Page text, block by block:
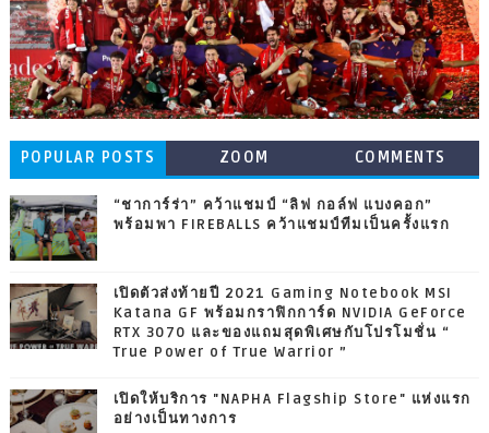
POPULAR POSTS ZOOM COMMENTS
“ชาการ์ร่า” คว้าแชมป์ “ลิฟ กอล์ฟ แบงคอก”
พร้อมพา FIREBALLS คว้าแชมป์ทีมเป็นครั้งแรก
เปิดตัวส่งท้ายปี 2021 Gaming Notebook MSI
Katana GF พร้อมกราฟิกการ์ด NVIDIA GeForce
RTX 3070 และของแถมสุดพิเศษกับโปรโมชั่น “
True Power of True Warrior ”
เปิดให้บริการ "NAPHA Flagship Store" แห่งแรก
อย่างเป็นทางการ